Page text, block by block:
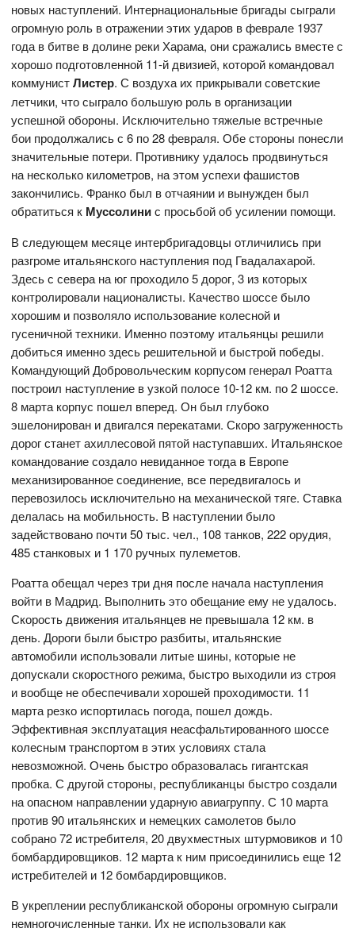
новых наступлений. Интернациональные бригады сыграли
огромную роль в отражении этих ударов в феврале 1937
года в битве в долине реки Харама, они сражались вместе с
хорошо подготовленной 11-й двизией, которой командовал
коммунистЛистер. С воздуха их прикрывали советские
летчики, что сыграло большую роль в организации
успешной обороны. Исключительно тяжелые встречные
бои продолжались с 6 по 28 февраля. Обе стороны понесли
значительные потери. Противнику удалось продвинуться
на несколько километров, на этом успехи фашистов
закончились. Франко был в отчаянии и вынужден был
обратиться к Муссолинис просьбой об усилении помощи.
В следующем месяце интербригадовцы отличились при
разгроме итальянского наступления под Гвадалахарой.
Здесь с севера на юг проходило 5 дорог, 3 из которых
контролировали националисты. Качество шоссе было
хорошим и позволяло использование колесной и
гусеничной техники. Именно поэтому итальянцы решили
добиться именно здесь решительной и быстрой победы.
Командующий Добровольческим корпусом генерал Роатта
построил наступление в узкой полосе 10-12 км. по 2 шоссе.
8 марта корпус пошел вперед. Он был глубоко
эшелонирован и двигался перекатами. Скоро загруженность
дорог станет ахиллесовой пятой наступавших. Итальянское
командование создало невиданное тогда в Европе
механизированное соединение, все передвигалось и
перевозилось исключительно на механической тяге. Ставка
делалась на мобильность. В наступлении было
задействовано почти 50 тыс. чел., 108 танков, 222 орудия,
485 станковых и 1 170 ручных пулеметов.
Роатта обещал через три дня после начала наступления
войти в Мадрид. Выполнить это обещание ему не удалось.
Скорость движения итальянцев не превышала 12 км. в
день. Дороги были быстро разбиты, итальянские
автомобили использовали литые шины, которые не
допускали скоростного режима, быстро выходили из строя
и вообще не обеспечивали хорошей проходимости. 11
марта резко испортилась погода, пошел дождь.
Эффективная эксплуатация неасфальтированного шоссе
колесным транспортом в этих условиях стала
невозможной. Очень быстро образовалась гигантская
пробка. С другой стороны, республиканцы быстро создали
на опасном направлении ударную авиагруппу. С 10 марта
против 90 итальянских и немецких самолетов было
собрано 72 истребителя, 20 двухместных штурмовиков и 10
бомбардировщиков. 12 марта к ним присоединились еще 12
истребителей и 12 бомбардировщиков.
В укреплении республиканской обороны огромную сыграли
немногочисленные танки. Их не использовали как